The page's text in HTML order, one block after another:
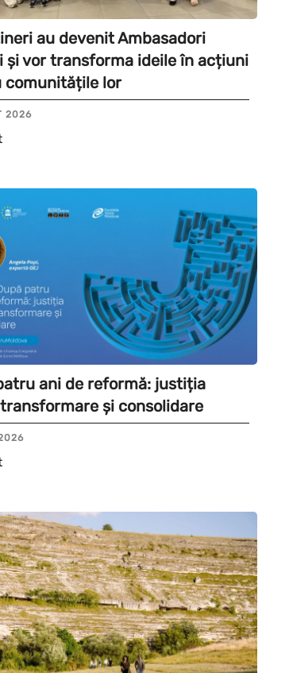
au devenit Ambasadori
și vor transforma ideile în acțiuni
comunitățile lor
2026
ani de reformă: justiția
și consolidare